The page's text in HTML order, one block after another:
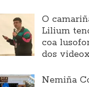
O
Lilium
coa
dos
Nemiña